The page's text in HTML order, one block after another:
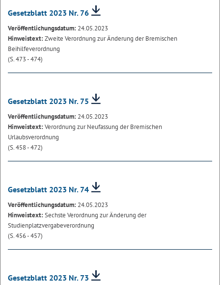
Gesetzblatt 2023 Nr. 76
Veröffentlichungsdatum: 24.05.2023
Hinweistext:Zweite Verordnung zur Änderung der Bremischen
Beihilfeverordnung
(S. 473 - 474)
Gesetzblatt 2023 Nr. 75
Veröffentlichungsdatum: 24.05.2023
Hinweistext:Verordnung zur Neufassung der Bremischen
Urlaubsverordnung
(S. 458 - 472)
Gesetzblatt 2023 Nr. 74
Veröffentlichungsdatum: 24.05.2023
Hinweistext:Sechste Verordnung zur Änderung der
Studienplatzvergabeverordnung
(S. 456 - 457)
Gesetzblatt 2023 Nr. 73